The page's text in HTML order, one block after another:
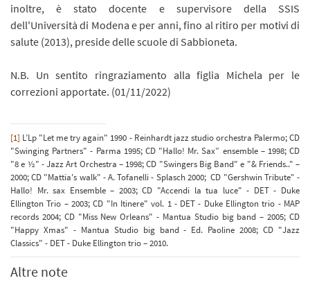
inoltre, è stato docente e supervisore della SSIS
dell'Università di Modena e per anni, fino al ritiro per motivi di
salute (2013), preside delle scuole di Sabbioneta.
N.B. Un sentito ringraziamento alla figlia Michela per le
correzioni apportate. (01/11/2022)
[1] L’Lp "Let me try again" 1990 - Reinhardt jazz studio orchestra Palermo; CD
"Swinging Partners" - Parma 1995; CD "Hallo! Mr. Sax” ensemble – 1998; CD
"8 e ½" - Jazz Art Orchestra – 1998; CD "Swingers Big Band" e "& Friends.." –
2000; CD "Mattia's walk" - A. Tofanelli - Splasch 2000; CD "Gershwin Tribute" -
Hallo! Mr. sax Ensemble – 2003; CD "Accendi la tua luce" - DET - Duke
Ellington Trio – 2003; CD "In Itinere" vol. 1 - DET - Duke Ellington trio - MAP
records 2004; CD "Miss New Orleans" - Mantua Studio big band – 2005; CD
"Happy Xmas" - Mantua Studio big band - Ed. Paoline 2008; CD "Jazz
Classics" - DET - Duke Ellington trio – 2010.
Altre note